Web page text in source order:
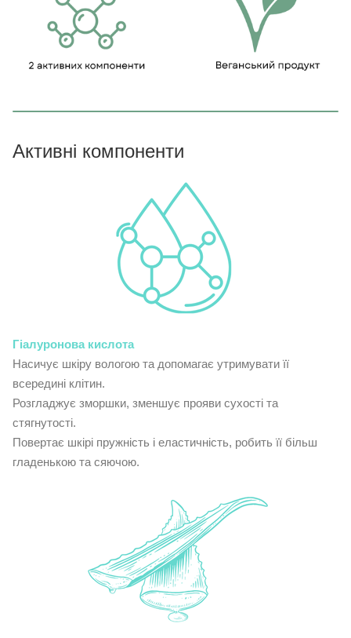
Активні компоненти
Гіалуронова кислота
Насичує шкіру вологою та допомагає утримувати її
всередині клітин.
Розгладжує зморшки, зменшує прояви сухості та
стягнутості.
Повертає шкірі пружність і еластичність, робить її більш
гладенькою та сяючою.